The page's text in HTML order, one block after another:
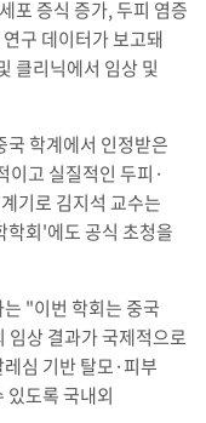
포 증식 증가, 두피 염증
구 데이터가 보고돼
클리닉에서 임상 및
국 학계에서 인정받은
이고 실질적인 두피·
기로 김지석 교수는
회'에도 공식 초청을
"이번 학회는 중국
임상 결과가 국제적으로
심 기반 탈모·피부
있도록 국내외